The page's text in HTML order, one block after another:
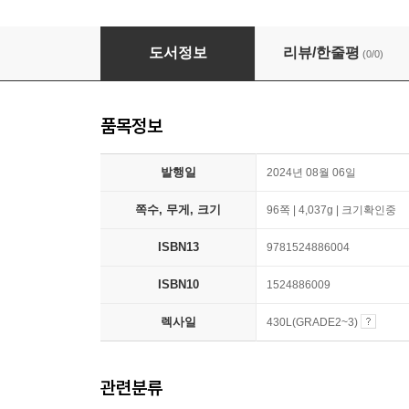
A Noob's Diary of an 8-Bit Warrior: The Eye
도서정보 리뷰/한줄평 (0/0)
품목정보
발행일 2024년 08월 06일
쪽수, 무게, 크기 96쪽 | 4,037g | 크기확인중
ISBN13 9781524886004
ISBN10 1524886009
렉사일 430L(GRADE2~3)
관련분류